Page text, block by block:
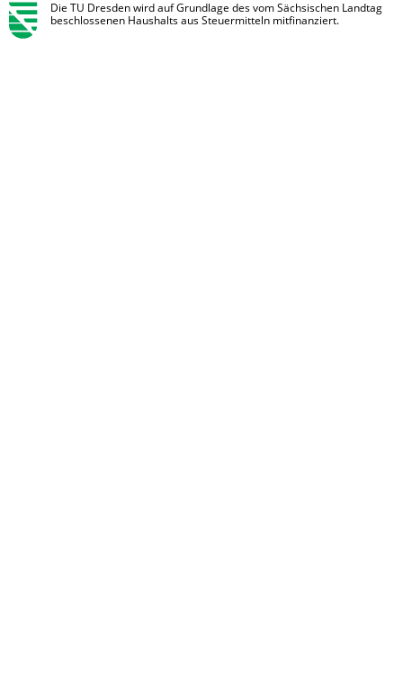
Die TU Dresden wird auf Grundlage des vom Sächsischen Landtag
beschlossenen Haushalts aus Steuermitteln mitfinanziert.